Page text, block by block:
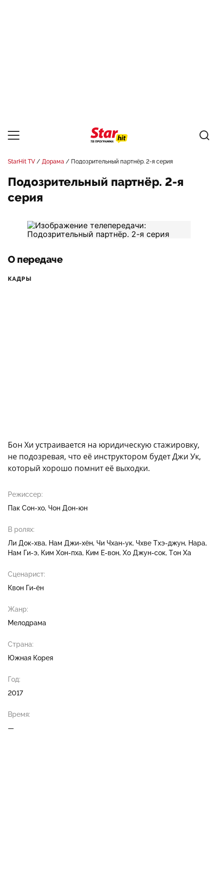
StarHit TV Дорама Подозрительный партнёр. 2-я серия
Подозрительный партнёр. 2-я
серия
О передаче
КАДРЫ
Бон Хи устраивается на юридическую стажировку,
не подозревая, что её инструктором будет Джи Ук,
который хорошо помнит её выходки.
Режиссер:
Пак Сон-хо Чон Дон-юн
В ролях:
Ли Док-хва Нам Джи-хён Чи Чхан-ук Чхве Тхэ-джун Нара
Нам Ги-э Ким Хон-пха Ким Е-вон Хо Джун-сок Тон Ха
Сценарист:
Квон Ги-ён
Жанр:
Мелодрама
Страна:
Южная Корея
Год:
2017
Время:
—